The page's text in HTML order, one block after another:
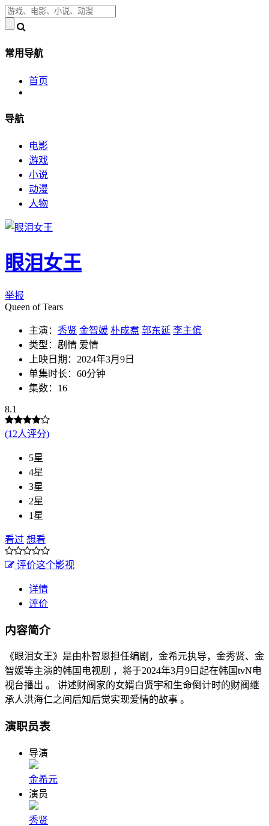
常用导航
首页
导航
电影
游戏
小说
动漫
人物
眼泪女王
举报
Queen of Tears
主演： 秀贤 金智媛 朴成焄 郭东延 李主傧
类型：剧情 爱情
上映日期：2024年3月9日
单集时长：60分钟
集数：16
8.1
(12人评分)
5星
4星
3星
2星
1星
看过 想看
评价这个影视
详情
评价
内容简介
《眼泪女王》是由朴智恩担任编剧，金希元执导，金秀贤、金
智媛等主演的韩国电视剧 ，将于2024年3月9日起在韩国tvN电
视台播出 。 讲述财阀家的女婿白贤宇和生命倒计时的财阀继
承人洪海仁之间后知后觉实现爱情的故事 。
演职员表
导演
金希元
演员
秀贤